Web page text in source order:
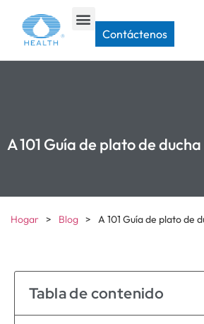
Contáctenos
A 101 Guía de plato de ducha
Hogar > Blog > A 101 Guía de plato de
Tabla de contenido